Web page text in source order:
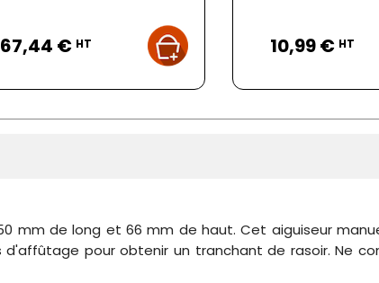
€ HT 10,99 € HT
mm de long et 66 mm de haut. Cet aiguiseur
pour obtenir un tranchant de rasoir. Ne